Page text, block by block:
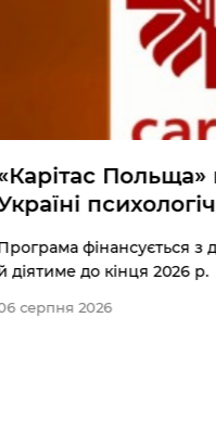
Конкурс
Спільний секретаріат
Україна 2021–2027
відпочинку».
05 серпня 2026